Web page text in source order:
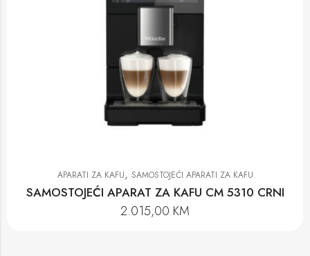
APARATI ZA KAFU, SAMOSTOJEĆI APARATI ZA KAFU
SAMOSTOJEĆI APARAT ZA KAFU CM 5310 CRNI
2.015,00 KM